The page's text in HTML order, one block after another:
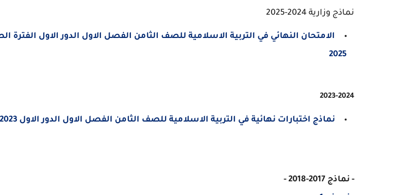
نماذج وزارية 2024-2025
2025
2023-2024
نماذج اختبارات نهائية في التربية الاسلامية للصف الثامن الفصل الاول الدور الاول 2023-2024
- نماذج 2017-2018 -